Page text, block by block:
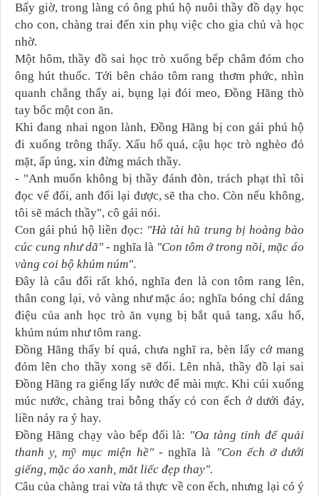
Bấy giờ, trong làng có ông phú hộ nuôi thầy đồ dạy học
cho con, chàng trai đến xin phụ việc cho gia chủ và học
nhờ.
Một hôm, thầy đồ sai học trò xuống bếp châm đóm cho
ông hút thuốc. Tới bên chảo tôm rang thơm phức, nhìn
quanh chẳng thấy ai, bụng lại đói meo, Đồng Hãng thò
tay bốc một con ăn.
Khi đang nhai ngon lành, Đồng Hãng bị con gái phú hộ
đi xuống trông thấy. Xấu hổ quá, cậu học trò nghèo đỏ
mặt, ấp úng, xin đừng mách thầy.
- "Anh muốn không bị thầy đánh đòn, trách phạt thì tôi
đọc vế đối, anh đối lại được, sẽ tha cho. Còn nếu không,
tôi sẽ mách thầy", cô gái nói.
Con gái phú hộ liền đọc: "Hà tài hũ trung bị hoàng bào
cúc cung như dã" - nghĩa là "Con tôm ở trong nồi, mặc áo
vàng coi bộ khúm núm".
Đây là câu đối rất khó, nghĩa đen là con tôm rang lên,
thân cong lại, vỏ vàng như mặc áo; nghĩa bóng chỉ dáng
điệu của anh học trò ăn vụng bị bắt quả tang, xấu hổ,
khúm núm như tôm rang.
Đồng Hãng thấy bí quá, chưa nghĩ ra, bèn lấy cớ mang
đóm lên cho thầy xong sẽ đối. Lên nhà, thầy đồ lại sai
Đồng Hãng ra giếng lấy nước để mài mực. Khi cúi xuống
múc nước, chàng trai bỗng thấy có con ếch ở dưới đáy,
liền nảy ra ý hay.
Đồng Hãng chạy vào bếp đối là: "Oa tàng tỉnh để quải
thanh y, mỹ mục miện hề"- nghĩa là "Con ếch ở dưới
giếng, mặc áo xanh, mắt liếc đẹp thay".
Câu của chàng trai vừa tả thực về con ếch, nhưng lại có ý